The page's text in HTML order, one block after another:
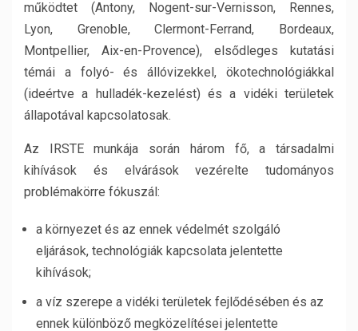
működtet (Antony, Nogent-sur-Vernisson, Rennes,
Lyon, Grenoble, Clermont-Ferrand, Bordeaux,
Montpellier, Aix-en-Provence), elsődleges kutatási
témái a folyó- és állóvizekkel, ökotechnológiákkal
(ideértve a hulladék-kezelést) és a vidéki területek
állapotával kapcsolatosak.
Az IRSTE munkája során három fő, a társadalmi
kihívások és elvárások vezérelte tudományos
problémakörre fókuszál:
a környezet és az ennek védelmét szolgáló
eljárások, technológiák kapcsolata jelentette
kihívások;
a víz szerepe a vidéki területek fejlődésében és az
ennek különböző megközelítései jelentette